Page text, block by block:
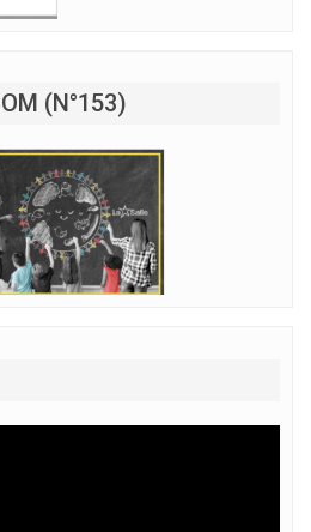
(N°153)